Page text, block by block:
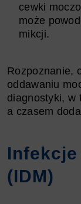
cewki
może
mikcji.
Rozpoznanie,
oddawaniu
diagnostyki, w
a czasem
(IDM)